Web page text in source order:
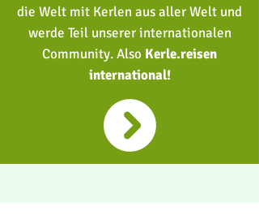
die Welt mit Kerlen aus aller Welt und
werde Teil unserer internationalen
Community. Also Kerle.reisen
international!